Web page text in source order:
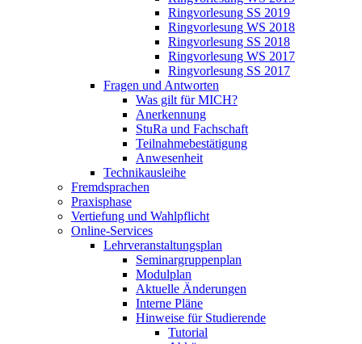
Ringvorlesung SS 2019
Ringvorlesung WS 2018
Ringvorlesung SS 2018
Ringvorlesung WS 2017
Ringvorlesung SS 2017
Fragen und Antworten
Was gilt für MICH?
Anerkennung
StuRa und Fachschaft
Teilnahmebestätigung
Anwesenheit
Technikausleihe
Fremdsprachen
Praxisphase
Vertiefung und Wahlpflicht
Online-Services
Lehrveranstaltungsplan
Seminargruppenplan
Modulplan
Aktuelle Änderungen
Interne Pläne
Hinweise für Studierende
Tutorial